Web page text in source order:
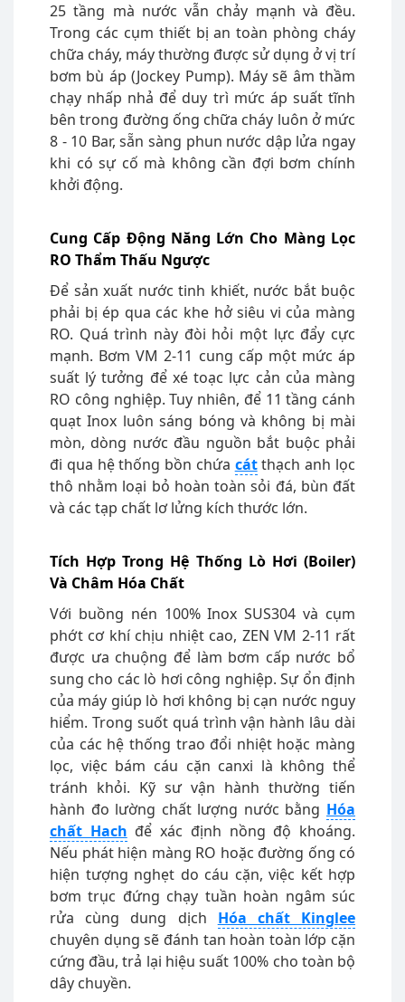
25 tầng mà nước vẫn chảy mạnh và đều.
Trong các cụm thiết bị an toàn phòng cháy
chữa cháy, máy thường được sử dụng ở vị trí
bơm bù áp (Jockey Pump). Máy sẽ âm thầm
chạy nhấp nhả để duy trì mức áp suất tĩnh
bên trong đường ống chữa cháy luôn ở mức
8 - 10 Bar, sẵn sàng phun nước dập lửa ngay
khi có sự cố mà không cần đợi bơm chính
khởi động.
Cung Cấp Động Năng Lớn Cho Màng Lọc
RO Thẩm Thấu Ngược
Để sản xuất nước tinh khiết, nước bắt buộc
phải bị ép qua các khe hở siêu vi của màng
RO. Quá trình này đòi hỏi một lực đẩy cực
mạnh. Bơm VM 2-11 cung cấp một mức áp
suất lý tưởng để xé toạc lực cản của màng
RO công nghiệp. Tuy nhiên, để 11 tầng cánh
quạt Inox luôn sáng bóng và không bị mài
mòn, dòng nước đầu nguồn bắt buộc phải
đi qua hệ thống bồn chứa cátthạch anh lọc
thô nhằm loại bỏ hoàn toàn sỏi đá, bùn đất
và các tạp chất lơ lửng kích thước lớn.
Tích Hợp Trong Hệ Thống Lò Hơi (Boiler)
Và Châm Hóa Chất
Với buồng nén 100% Inox SUS304 và cụm
phớt cơ khí chịu nhiệt cao, ZEN VM 2-11 rất
được ưa chuộng để làm bơm cấp nước bổ
sung cho các lò hơi công nghiệp. Sự ổn định
của máy giúp lò hơi không bị cạn nước nguy
hiểm. Trong suốt quá trình vận hành lâu dài
của các hệ thống trao đổi nhiệt hoặc màng
lọc, việc bám cáu cặn canxi là không thể
tránh khỏi. Kỹ sư vận hành thường tiến
hành đo lường chất lượng nước bằng Hóa
chất Hach để xác định nồng độ khoáng.
Nếu phát hiện màng RO hoặc đường ống có
hiện tượng nghẹt do cáu cặn, việc kết hợp
bơm trục đứng chạy tuần hoàn ngâm súc
rửa cùng dung dịch Hóa chất Kinglee
chuyên dụng sẽ đánh tan hoàn toàn lớp cặn
cứng đầu, trả lại hiệu suất 100% cho toàn bộ
dây chuyền.